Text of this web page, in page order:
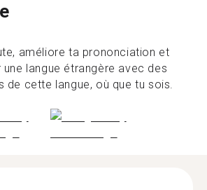
améliore ta prononciation et
langue étrangère avec des
de cette langue, où que tu sois.